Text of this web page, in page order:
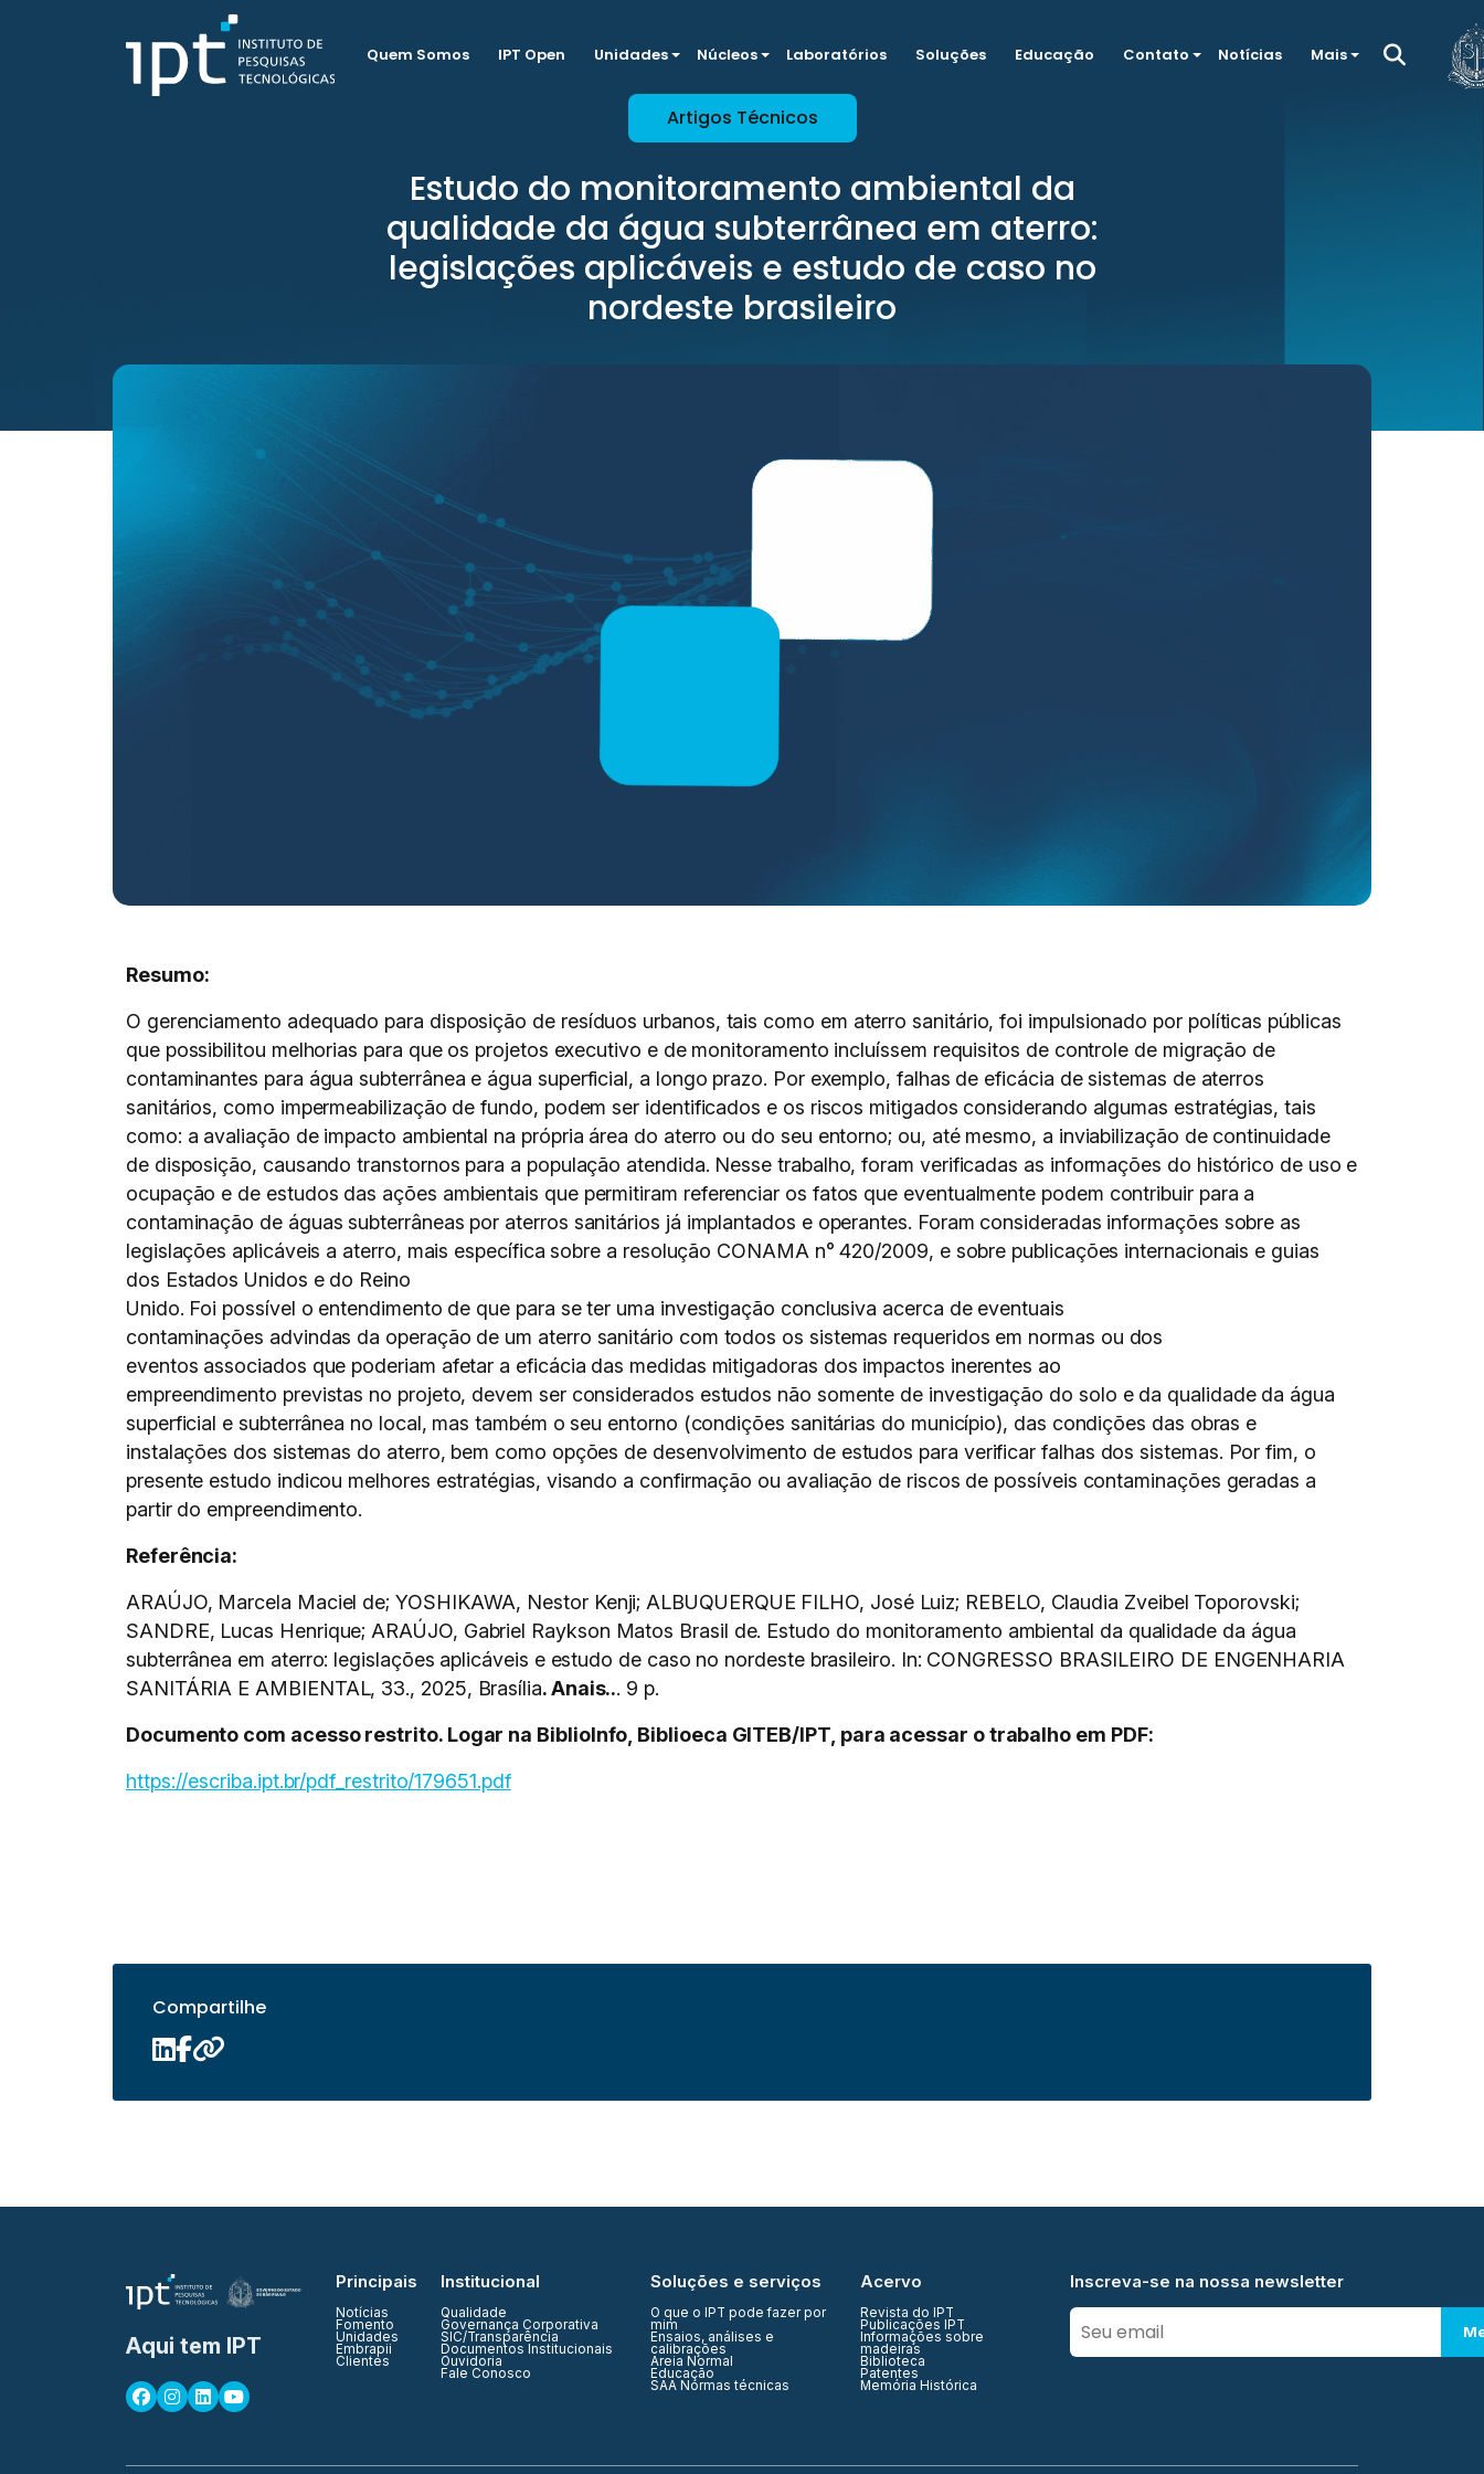
Quem Somos IPT Open Unidades Núcleos Laboratórios Soluções Educação Contato Notícias Mais
Artigos Técnicos
Estudo do monitoramento ambiental da
qualidade da água subterrânea em aterro:
legislações aplicáveis e estudo de caso no
nordeste brasileiro
Resumo:
O gerenciamento adequado para disposição de resíduos urbanos, tais como em aterro sanitário, foi impulsionado por políticas públicas
que possibilitou melhorias para que os projetos executivo e de monitoramento incluíssem requisitos de controle de migração de
contaminantes para água subterrânea e água superficial, a longo prazo. Por exemplo, falhas de eficácia de sistemas de aterros
sanitários, como impermeabilização de fundo, podem ser identificados e os riscos mitigados considerando algumas estratégias, tais
como: a avaliação de impacto ambiental na própria área do aterro ou do seu entorno; ou, até mesmo, a inviabilização de continuidade
de disposição, causando transtornos para a população atendida. Nesse trabalho, foram verificadas as informações do histórico de uso e
ocupação e de estudos das ações ambientais que permitiram referenciar os fatos que eventualmente podem contribuir para a
contaminação de águas subterrâneas por aterros sanitários já implantados e operantes. Foram consideradas informações sobre as
legislações aplicáveis a aterro, mais específica sobre a resolução CONAMA n° 420/2009, e sobre publicações internacionais e guias
dos Estados Unidos e do Reino
Unido. Foi possível o entendimento de que para se ter uma investigação conclusiva acerca de eventuais
contaminações advindas da operação de um aterro sanitário com todos os sistemas requeridos em normas ou dos
eventos associados que poderiam afetar a eficácia das medidas mitigadoras dos impactos inerentes ao
empreendimento previstas no projeto, devem ser considerados estudos não somente de investigação do solo e da qualidade da água
superficial e subterrânea no local, mas também o seu entorno (condições sanitárias do município), das condições das obras e
instalações dos sistemas do aterro, bem como opções de desenvolvimento de estudos para verificar falhas dos sistemas. Por fim, o
presente estudo indicou melhores estratégias, visando a confirmação ou avaliação de riscos de possíveis contaminações geradas a
partir do empreendimento.
Referência:
ARAÚJO, Marcela Maciel de; YOSHIKAWA, Nestor Kenji; ALBUQUERQUE FILHO, José Luiz; REBELO, Claudia Zveibel Toporovski;
SANDRE, Lucas Henrique; ARAÚJO, Gabriel Raykson Matos Brasil de. Estudo do monitoramento ambiental da qualidade da água
subterrânea em aterro: legislações aplicáveis e estudo de caso no nordeste brasileiro. In: CONGRESSO BRASILEIRO DE ENGENHARIA
SANITÁRIA E AMBIENTAL, 33., 2025, Brasília. Anais... 9 p.
Documento com acesso restrito. Logar na BiblioInfo, Biblioeca GITEB/IPT, para acessar o trabalho em PDF:
https://escriba.ipt.br/pdf_restrito/179651.pdf
Compartilhe
Aqui tem IPT
Principais
Notícias
Fomento
Unidades
Embrapii
Clientes
Institucional
Qualidade
Governança Corporativa
SIC/Transparência
Documentos Institucionais
Ouvidoria
Fale Conosco
Soluções e serviços
O que o IPT pode fazer por
mim
Ensaios, análises e
calibrações
Areia Normal
Educação
SAA Normas técnicas
Acervo
Revista do IPT
Publicações IPT
Informações sobre
madeiras
Biblioteca
Patentes
Memória Histórica
Inscreva-se na nossa newsletter